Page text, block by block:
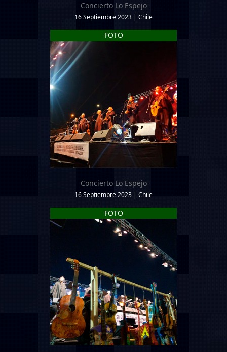
Concierto Lo Espejo
16 Septiembre 2023 | Chile
FOTO
Concierto Lo Espejo
16 Septiembre 2023 | Chile
FOTO